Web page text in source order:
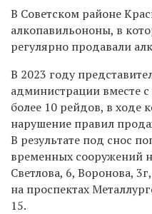
В Советском районе
алкопавильононы, в
регулярно продавали
В 2023 году
администрации вместе
более 10 рейдов, в ходе
нарушение правил
В результате под снос
временных сооружений
Светлова, 6, Воронова,
на проспектах
15.